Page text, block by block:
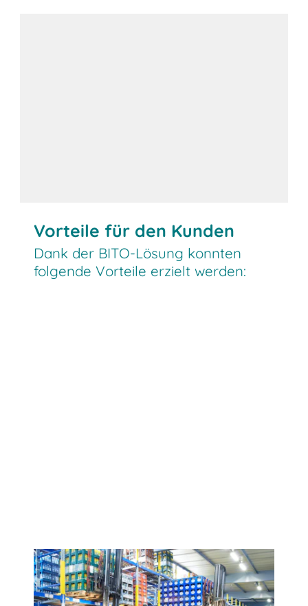
Vorteile für den Kunden
Dank der BITO-Lösung konnten
folgende Vorteile erzielt werden: